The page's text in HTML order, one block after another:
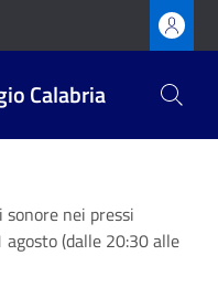
Calabria
sonore nei pressi
(dalle 20:30 alle